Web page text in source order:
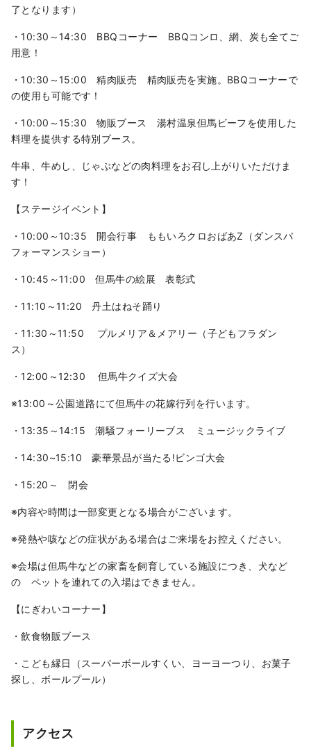
了となります）
・10:30～14:30 BBQコーナー BBQコンロ、網、炭も全てご
用意！
・10:30～15:00 精肉販売 精肉販売を実施。BBQコーナーで
の使用も可能です！
・10:00～15:30 物販ブース 湯村温泉但馬ビーフを使用した
料理を提供する特別ブース。
牛串、牛めし、じゃぶなどの肉料理をお召し上がりいただけま
す！
【ステージイベント】
・10:00～10:35 開会行事 ももいろクロおばあZ（ダンスパ
フォーマンスショー）
・10:45～11:00 但馬牛の絵展 表彰式
・11:10～11:20 丹土はねそ踊り
・11:30～11:50 プルメリア＆メアリー（子どもフラダン
ス）
・12:00～12:30 但馬牛クイズ大会
※13:00～公園道路にて但馬牛の花嫁行列を行います。
・13:35～14:15 潮騒フォーリーブス ミュージックライブ
・14:30~15:10 豪華景品が当たる!ビンゴ大会
・15:20～ 閉会
※内容や時間は一部変更となる場合がございます。
※発熱や咳などの症状がある場合はご来場をお控えください。
※会場は但馬牛などの家畜を飼育している施設につき、犬など
の ペットを連れての入場はできません。
【にぎわいコーナー】
・飲食物販ブース
・こども縁日（スーパーボールすくい、ヨーヨーつり、お菓子
探し、ボールプール）
アクセス